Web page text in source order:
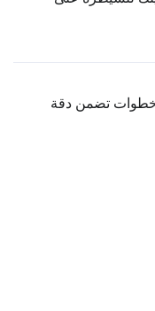
الشامل لتعيين محاسب قانوني: 4 خطوات تضمن دقة